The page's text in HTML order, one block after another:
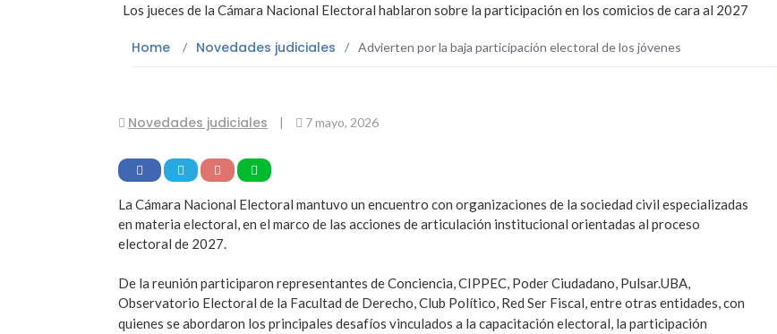
Los jueces de la Cámara Nacional Electoral hablaron sobre la participación en los comicios de cara al 2027
Home / Novedades judiciales / Advierten por la baja participación electoral de los jóvenes
Novedades judiciales | 7 mayo, 2026
La Cámara Nacional Electoral mantuvo un encuentro con organizaciones de la sociedad civil especializadas
en materia electoral, en el marco de las acciones de articulación institucional orientadas al proceso
electoral de 2027.
De la reunión participaron representantes de Conciencia, CIPPEC, Poder Ciudadano, Pulsar.UBA,
Observatorio Electoral de la Facultad de Derecho, Club Político, Red Ser Fiscal, entre otras entidades, con
quienes se abordaron los principales desafíos vinculados a la capacitación electoral, la participación